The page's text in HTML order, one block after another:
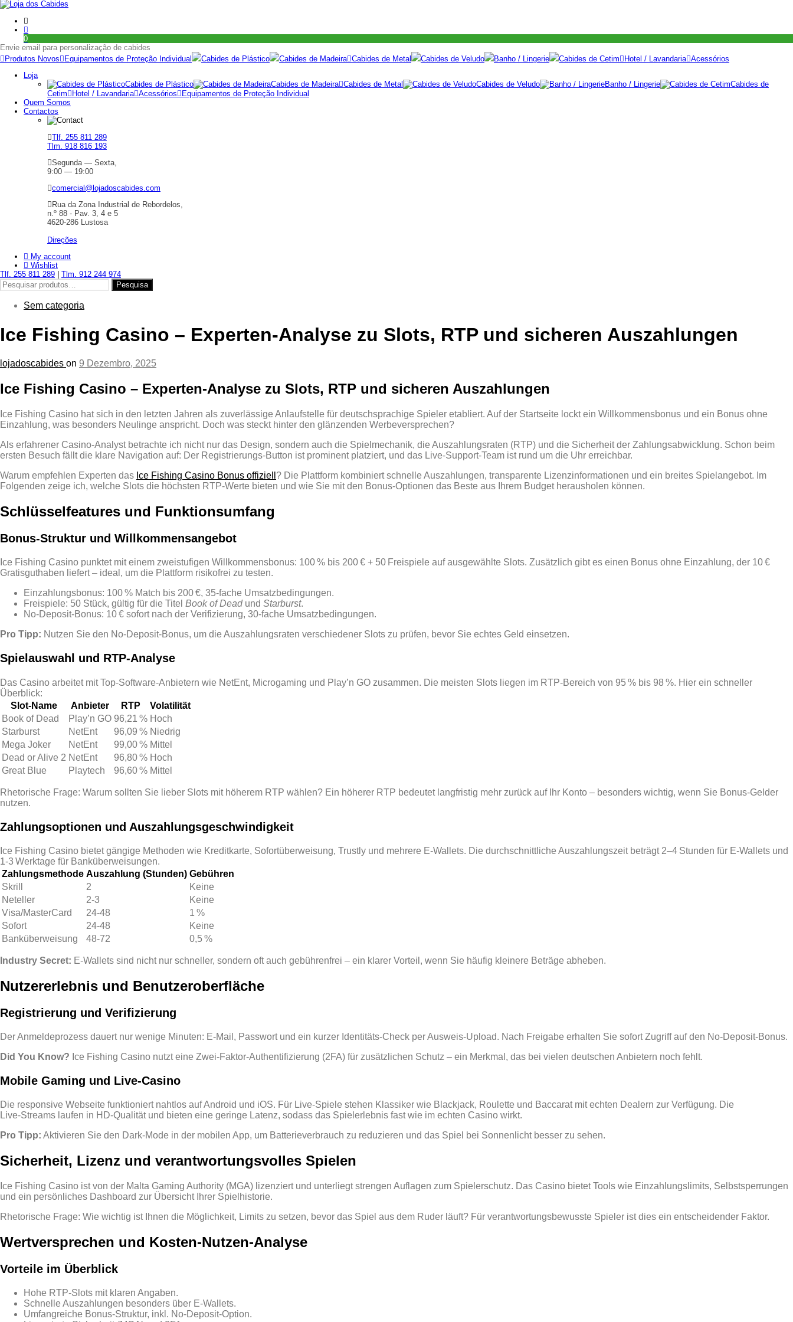
0
Envie email para personalização de cabides
Produtos Novos
Equipamentos de Proteção Individual Cabides de Plástico Cabides de Madeira Cabides de Metal Cabides de Veludo Banho / Lingerie Cabides de Cetim Hotel / Lavandaria Acessórios
Loja
Cabides de Plástico
Cabides de Madeira Cabides de Metal Cabides de Veludo Banho / Lingerie
Cabides de
Cetim
Hotel / Lavandaria Acessórios
Equipamentos de Proteção Individual
Quem Somos
Contactos
Tlf. 255 811 289
Tlm. 918 816 193
Segunda — Sexta,
9:00 — 19:00
comercial@lojadoscabides.com
Rua da Zona Industrial de Rebordelos,
n.º 88 - Pav. 3, 4 e 5
4620-286 Lustosa
Direções
My account
Wishlist
Tlf. 255 811 289
Tlm. 912 244 974
Pesquisar
por:
Pesquisa
Sem categoria
Ice Fishing Casino – Experten‑Analyse zu Slots, RTP und sicheren Auszahlungen
lojadoscabides on 9 Dezembro, 2025
Ice Fishing Casino – Experten‑Analyse zu Slots, RTP und sicheren Auszahlungen
Ice Fishing Casino hat sich in den letzten Jahren als zuverlässige Anlaufstelle für deutschsprachige Spieler etabliert. Auf der Startseite lockt ein Willkommensbonus und ein Bonus ohne
Einzahlung, was besonders Neulinge anspricht. Doch was steckt hinter den glänzenden Werbeversprechen?
Als erfahrener Casino‑Analyst betrachte ich nicht nur das Design, sondern auch die Spielmechanik, die Auszahlungsraten (RTP) und die Sicherheit der Zahlungsabwicklung. Schon beim
ersten Besuch fällt die klare Navigation auf: Der Registrierungs‑Button ist prominent platziert, und das Live‑Support‑Team ist rund um die Uhr erreichbar.
Warum empfehlen Experten das Ice Fishing Casino Bonus offiziell ? Die Plattform kombiniert schnelle Auszahlungen, transparente Lizenzinformationen und ein breites Spielangebot. Im
Folgenden zeige ich, welche Slots die höchsten RTP‑Werte bieten und wie Sie mit den Bonus‑Optionen das Beste aus Ihrem Budget herausholen können.
Schlüssel­features und Funktionsumfang
Bonus‑Struktur und Willkommensangebot
Ice Fishing Casino punktet mit einem zweistufigen Willkommensbonus: 100 % bis 200 € + 50 Freispiele auf ausgewählte Slots. Zusätzlich gibt es einen Bonus ohne Einzahlung, der 10 €
Gratisguthaben liefert – ideal, um die Plattform risikofrei zu testen.
Einzahlungsbonus: 100 % Match bis 200 €, 35‑fache Umsatzbedingungen.
Freispiele: 50 Stück, gültig für die Titel Book of Deadund Starburst.
No‑Deposit‑Bonus: 10 € sofort nach der Verifizierung, 30‑fache Umsatzbedingungen.
Pro Tipp: Nutzen Sie den No‑Deposit‑Bonus, um die Auszahlungsraten verschiedener Slots zu prüfen, bevor Sie echtes Geld einsetzen.
Spielauswahl und RTP‑Analyse
Das Casino arbeitet mit Top‑Software‑Anbietern wie NetEnt, Microgaming und Play’n GO zusammen. Die meisten Slots liegen im RTP‑Bereich von 95 % bis 98 %. Hier ein schneller
Überblick:
Slot‑Name
Anbieter RTP
Volatilität
Book of Dead
Play’n GO 96,21 % Hoch
Starburst
NetEnt 96,09 % Niedrig
Mega Joker
NetEnt 99,00 % Mittel
Dead or Alive 2 NetEnt 96,80 % Hoch
Great Blue
Playtech 96,60 % Mittel
Rhetorische Frage: Warum sollten Sie lieber Slots mit höherem RTP wählen? Ein höherer RTP bedeutet langfristig mehr zurück auf Ihr Konto – besonders wichtig, wenn Sie Bonus‑Gelder
nutzen.
Zahlungsoptionen und Auszahlungs­geschwindigkeit
Ice Fishing Casino bietet gängige Methoden wie Kreditkarte, Sofortüberweisung, Trustly und mehrere E‑Wallets. Die durchschnittliche Auszahlungszeit beträgt 2–4 Stunden für E‑Wallets und
1‑3 Werktage für Banküberweisungen.
Zahlungsmethode Auszahlung (Stunden) Gebühren
Skrill
2
Keine
Neteller
2‑3
Keine
Visa/MasterCard
24‑48
1 %
Sofort
24‑48
Keine
Banküberweisung
48‑72 0,5 %
Industry Secret: E‑Wallets sind nicht nur schneller, sondern oft auch gebührenfrei – ein klarer Vorteil, wenn Sie häufig kleinere Beträge abheben.
Nutzererlebnis und Benutzeroberfläche
Registrierung und Verifizierung
Der Anmeldeprozess dauert nur wenige Minuten: E‑Mail, Passwort und ein kurzer Identitäts‑Check per Ausweis‑Upload. Nach Freigabe erhalten Sie sofort Zugriff auf den No‑Deposit‑Bonus.
Did You Know? Ice Fishing Casino nutzt eine Zwei‑Faktor‑Authentifizierung (2FA) für zusätzlichen Schutz – ein Merkmal, das bei vielen deutschen Anbietern noch fehlt.
Mobile Gaming und Live‑Casino
Die responsive Webseite funktioniert nahtlos auf Android und iOS. Für Live‑Spiele stehen Klassiker wie Blackjack, Roulette und Baccarat mit echten Dealern zur Verfügung. Die
Live‑Streams laufen in HD‑Qualität und bieten eine geringe Latenz, sodass das Spielerlebnis fast wie im echten Casino wirkt.
Pro Tipp: Aktivieren Sie den Dark‑Mode in der mobilen App, um Batterieverbrauch zu reduzieren und das Spiel bei Sonnenlicht besser zu sehen.
Sicherheit, Lizenz und verantwortungsvolles Spielen
Ice Fishing Casino ist von der Malta Gaming Authority (MGA) lizenziert und unterliegt strengen Auflagen zum Spielerschutz. Das Casino bietet Tools wie Einzahlungslimits, Selbstsperrungen
und ein persönliches Dashboard zur Übersicht Ihrer Spielhistorie.
Rhetorische Frage: Wie wichtig ist Ihnen die Möglichkeit, Limits zu setzen, bevor das Spiel aus dem Ruder läuft? Für verantwortungsbewusste Spieler ist dies ein entscheidender Faktor.
Wertversprechen und Kosten‑Nutzen‑Analyse
Vorteile im Überblick
Hohe RTP‑Slots mit klaren Angaben.
Schnelle Auszahlungen besonders über E‑Wallets.
Umfangreiche Bonus‑Struktur, inkl. No‑Deposit‑Option.